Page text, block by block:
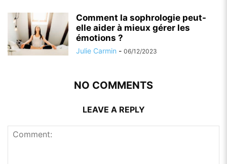
Comment la sophrologie peut-
elle aider à mieux gérer les
émotions ?
Julie Carmin - 06/12/2023
NO COMMENTS
LEAVE A REPLY